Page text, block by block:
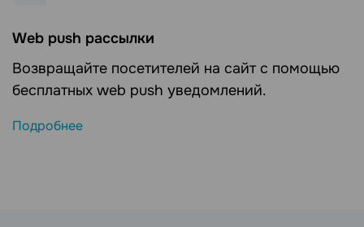
Web push рассылки
Возвращайте посетителей на сайт с помощью
бесплатных web push уведомлений.
Подробнее